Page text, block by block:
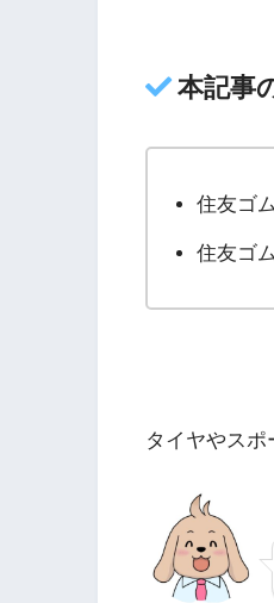
本記事
住友ゴ
住友ゴ
タイヤやスポ